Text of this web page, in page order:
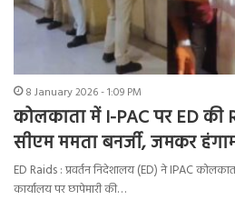
8 January 2026 - 1:09 PM
कोलकाता में I-PAC पर ED की
सीएम ममता बनर्जी, जमकर
ED Raids : प्रवर्तन निदेशालय (ED) ने IPAC
कार्यालय पर छापेमारी की…